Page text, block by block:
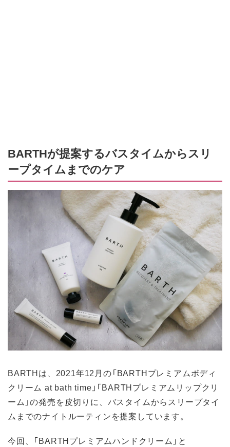
BARTHが提案するバスタイムからスリ
ープタイムまでのケア
BARTHは、2021年12月の「BARTHプレミアムボディ
クリーム at bath time」「BARTHプレミアムリップクリ
ーム」の発売を皮切りに、バスタイムからスリープタイ
ムまでのナイトルーティンを提案しています。
今回、「BARTHプレミアムハンドクリーム」と